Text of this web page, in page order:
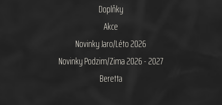
Doplňky
Akce
Novinky Jaro/Léto 2026
Novinky Podzim/Zima 2026 - 2027
Beretta